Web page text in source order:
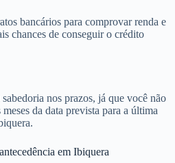
bancários para comprovar renda e
chances de conseguir o crédito
nos prazos, já que você não
da data prevista para a última
em Ibiquera